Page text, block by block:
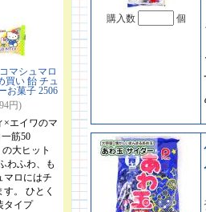
マシュマロ
買い 飴 チュ
お菓子 2506
円)
×エイワのマ
筋50
大ヒット
わふわ、も
マロにはチ
。 ひとく
タイプ
購入数 個